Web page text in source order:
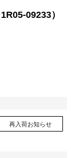
09233）
再入荷お知らせ